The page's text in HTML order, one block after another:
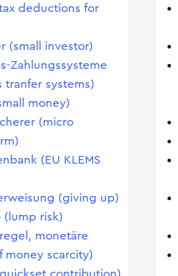
deductions for
(small investor)
Zahlungssysteme
tranfer systems)
money)
(micro
(EU KLEMS
(giving up)
(lump risk)
monetäre
money scarcity)
contribution)